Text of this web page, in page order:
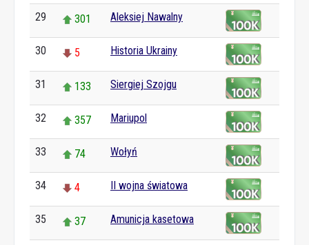
29 301 Aleksiej Nawalny
30 5 Historia Ukrainy
31 133 Siergiej Szojgu
32 357 Mariupol
33 74 Wołyń
34 4 II wojna światowa
35 37 Amunicja kasetowa